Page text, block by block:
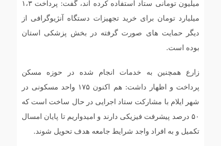
میلیون تومانی ستاد استفاده کرده اند، گفت: پرداخت ۱،۳
میلیارد تومان برای خرید تجهیزات دستگاه آنژیوگرافی از
دیگر حمایت های صورت گرفته در بخش پزشکی استان
بوده است.
زارع همچنین به خدمات انجام شده در حوزه مسکن
پرداخت و اظهار داشت: هم اکنون ۱۷۵ واحد مسکونی در
شهر ایلام با مشارکت ستاد اجرایی در حال ساخت است که
۵۰ درصد پیشرفت فیزیکی دارند و امیدواریم تا پایان امسال
تکمیل و به افراد واجد شرایط جامعه هدف تحویل شوند.